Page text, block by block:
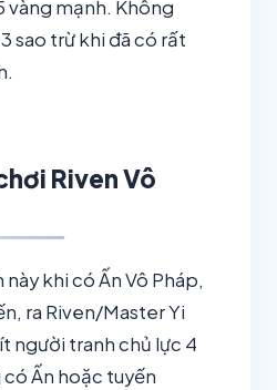
vàng mạnh. Không
sao trừ khi đã có rất
Riven Vô
khi có Ấn Vô Pháp,
ra Riven/Master Yi
người tranh chủ lực 4
Ấn hoặc tuyến